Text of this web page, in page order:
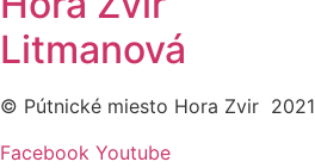
Litmanová
© Pútnické miesto Hora Zvir 2021
Facebook Youtube